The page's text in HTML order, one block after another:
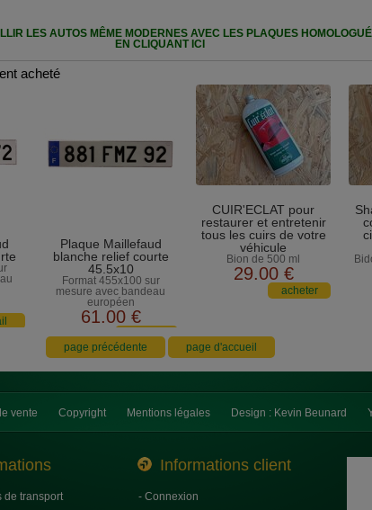
LES AUTOS MÊME MODERNES AVEC LES PLAQUES
EN CLIQUANT ICI
acheté
Plaque Maillefaud
blanche relief courte
45.5x10
Format 455x100 sur
mesure avec bandeau
européen
61.00 €
CUIR'ECLAT pour
restaurer et entretenir
tous les cuirs de votre
véhicule
Bion de 500 ml
29.00 €
vente Copyright Mentions légales Design : Kevin Beunard
Informations client
de transport
- Connexion